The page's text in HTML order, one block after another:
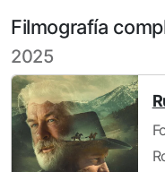
Filmografía
2025